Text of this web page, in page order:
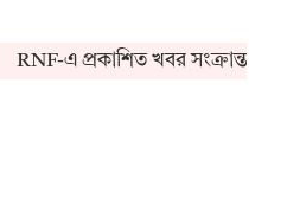
RNF-এ প্রকাশিত খবর সংক্রান্ত